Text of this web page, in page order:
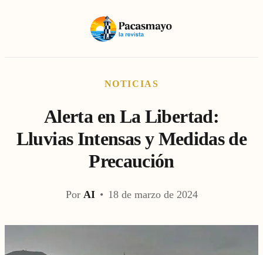
NOTICIAS
Alerta en La Libertad:
Lluvias Intensas y Medidas de
Precaución
Por AI • 18 de marzo de 2024